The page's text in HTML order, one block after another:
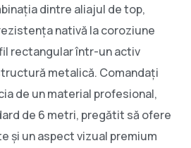
dintre aliajul de top,
nativă la coroziune
rectangular într-un activ
metalică. Comandați
de un material profesional,
de 6 metri, pregătit să ofere
și un aspect vizual premium